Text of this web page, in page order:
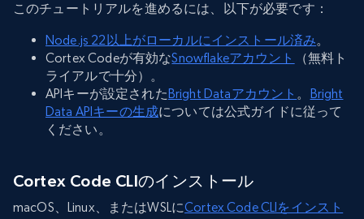
このチュートリアルを進めるには、以下が必要です：
Node.js 22以上がローカルにインストール済み。
Cortex Codeが有効なSnowflakeアカウント
（無料ト
ライアルで十分）。
APIキーが設定された Bright Dataアカウント 。
Bright
Data APIキーの生成については公式ガイドに従って
ください。
Cortex Code CLIのインストール
macOS、Linux、またはWSLにCortex Code CLIをインスト